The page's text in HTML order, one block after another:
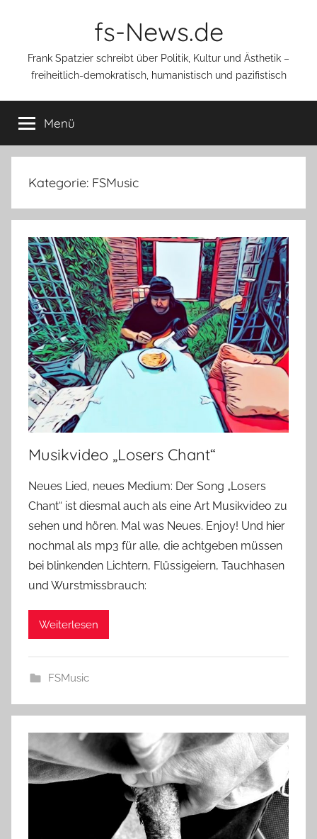
fs-News.de
Frank Spatzier schreibt über Politik, Kultur und Ästhetik –
freiheitlich-demokratisch, humanistisch und pazifistisch
Menü
Kategorie: FSMusic
Musikvideo „Losers Chant“
Neues Lied, neues Medium: Der Song „Losers
Chant“ ist diesmal auch als eine Art Musikvideo zu
sehen und hören. Mal was Neues. Enjoy! Und hier
nochmal als mp3 für alle, die achtgeben müssen
bei blinkenden Lichtern, Flüssigeiern, Tauchhasen
und Wurstmissbrauch:
Weiterlesen
FSMusic